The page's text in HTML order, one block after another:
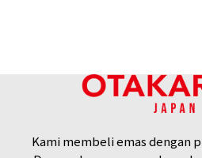
Kami membeli emas dengan